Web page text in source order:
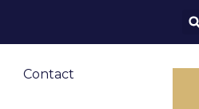
Contact